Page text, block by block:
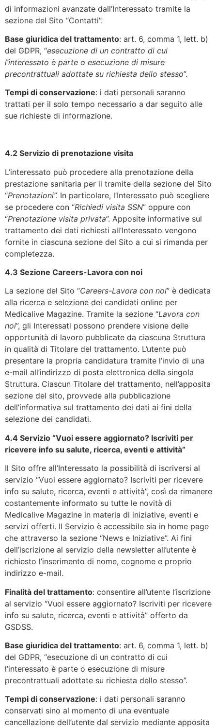
di informazioni avanzate dall’Interessato tramite la
sezione del Sito “Contatti”.
Base giuridica del trattamento: art. 6, comma 1, lett. b)
del GDPR, “esecuzione di un contratto di cui
l’interessato è parte o esecuzione di misure
precontrattuali adottate su richiesta dello stesso”.
Tempi di conservazione: i dati personali saranno
trattati per il solo tempo necessario a dar seguito alle
sue richieste di informazione.
4.2 Servizio di prenotazione visita
L’interessato può procedere alla prenotazione della
prestazione sanitaria per il tramite della sezione del Sito
“Prenotazioni”. In particolare, l’Interessato può scegliere
se procedere con “Richiedi visita SSN” oppure con
“Prenotazione visita privata”. Apposite informative sul
trattamento dei dati richiesti all’Interessato vengono
fornite in ciascuna sezione del Sito a cui si rimanda per
completezza.
4.3 Sezione Careers-Lavora con noi
La sezione del Sito “Careers-Lavora con noi” è dedicata
alla ricerca e selezione dei candidati online per
Medicalive Magazine. Tramite la sezione “Lavora con
noi”, gli Interessati possono prendere visione delle
opportunità di lavoro pubblicate da ciascuna Struttura
in qualità di Titolare del trattamento. L’utente può
presentare la propria candidatura tramite l’invio di una
e-mail all’indirizzo di posta elettronica della singola
Struttura. Ciascun Titolare del trattamento, nell’apposita
sezione del sito, provvede alla pubblicazione
dell’informativa sul trattamento dei dati ai fini della
selezione dei candidati.
4.4 Servizio “Vuoi essere aggiornato? Iscriviti per
ricevere info su salute, ricerca, eventi e attività”
Il Sito offre all’Interessato la possibilità di iscriversi al
servizio “Vuoi essere aggiornato? Iscriviti per ricevere
info su salute, ricerca, eventi e attività”, così da rimanere
costantemente informato su tutte le novità di
Medicalive Magazine in materia di iniziative, eventi e
servizi offerti. Il Servizio è accessibile sia in home page
che attraverso la sezione “News e Iniziative”. Ai fini
dell’iscrizione al servizio della newsletter all’utente è
richiesto l’inserimento di nome, cognome e proprio
indirizzo e-mail.
Finalità del trattamento: consentire all’utente l’iscrizione
al servizio “Vuoi essere aggiornato? Iscriviti per ricevere
info su salute, ricerca, eventi e attività” offerto da
GSDSS.
Base giuridica del trattamento: art. 6, comma 1, lett. b)
del GDPR, “esecuzione di un contratto di cui
l’interessato è parte o esecuzione di misure
precontrattuali adottate su richiesta dello stesso”.
Tempi di conservazione: i dati personali saranno
conservati sino al momento di una eventuale
cancellazione dell’utente dal servizio mediante apposita